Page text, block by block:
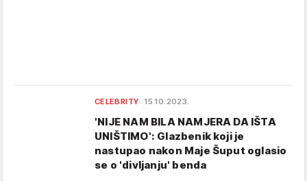
CELEBRITY 15.10.2023.
'NIJE NAM BILA NAMJERA DA IŠTA
UNIŠTIMO': Glazbenik koji je
nastupao nakon Maje Šuput oglasio
se o 'divljanju' benda